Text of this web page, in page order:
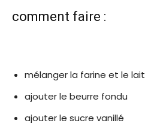
comment faire :
mélanger la farine et le
ajouter le beurre fondu
ajouter le sucre vanillé